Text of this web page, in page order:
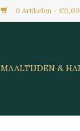
0 Artikelen - €0,00
MAALTIJDEN &